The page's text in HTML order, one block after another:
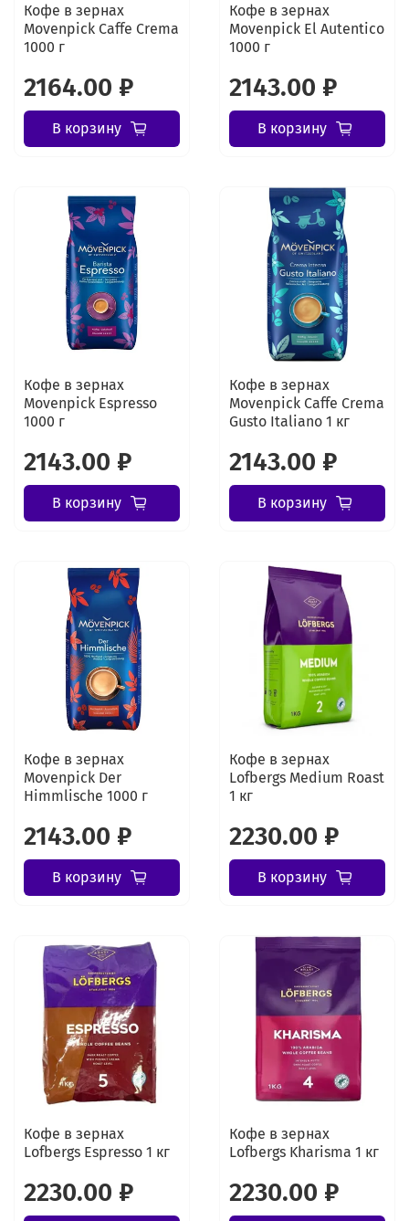
Кофе в зернах
Movenpick Caffe Crema
1000 г
2164.00 ₽
В корзину
Кофе в зернах
Movenpick El Autentico
1000 г
2143.00 ₽
В корзину
Кофе в зернах
Movenpick Espresso
1000 г
2143.00 ₽
В корзину
Кофе в зернах
Movenpick Caffe Crema
Gusto Italiano 1 кг
2143.00 ₽
В корзину
Кофе в зернах
Movenpick Der
Himmlische 1000 г
2143.00 ₽
В корзину
Кофе в зернах
Lofbergs Medium Roast
1 кг
2230.00 ₽
В корзину
Кофе в зернах
Lofbergs Espresso 1 кг
2230.00 ₽
Кофе в зернах
Lofbergs Kharisma 1 кг
2230.00 ₽